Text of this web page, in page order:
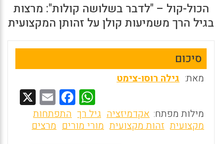
הכול-קול – "לדבר בשלושה קולות": מרצות
בגיל הרך משמיעות קולן על זהותן המקצועית
סיכום
מאת: גילה רוסו-צימט
W
h
at
F
a
ce
E
m
ai
מילות מפתח: אקדמיזציה גיל רך התפתחות
מקצועית זהות מקצועית מורי מורים מרצים